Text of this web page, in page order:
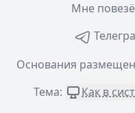
Мне
Основания
Тема:
Как в